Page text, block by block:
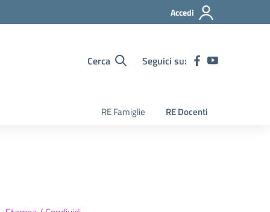
Accedi
Cerca Seguici su:
RE Famiglie RE Docenti